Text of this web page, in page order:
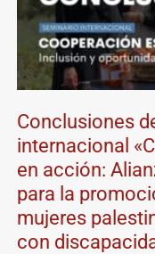
Conclusiones
internacional
en acción:
para la
mujeres
con